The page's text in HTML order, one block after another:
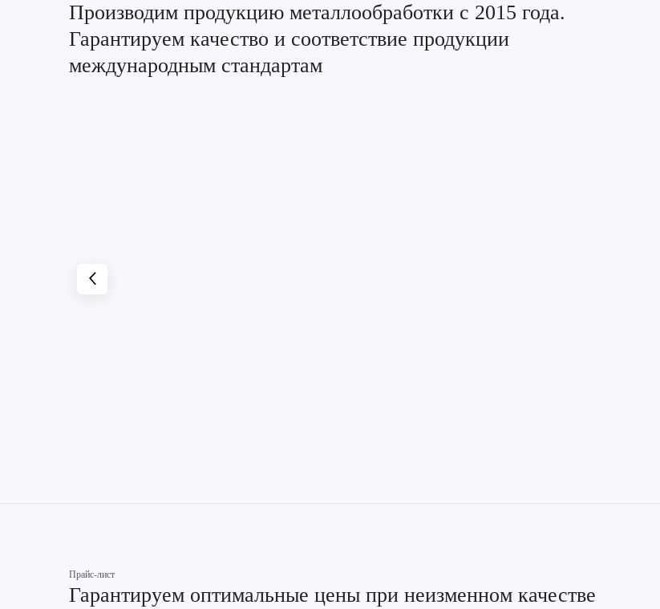
Производим продукцию металлообработки с 2015 года.
Гарантируем качество и соответствие продукции
международным стандартам
Прайс-лист
Гарантируем оптимальные цены при неизменном качестве